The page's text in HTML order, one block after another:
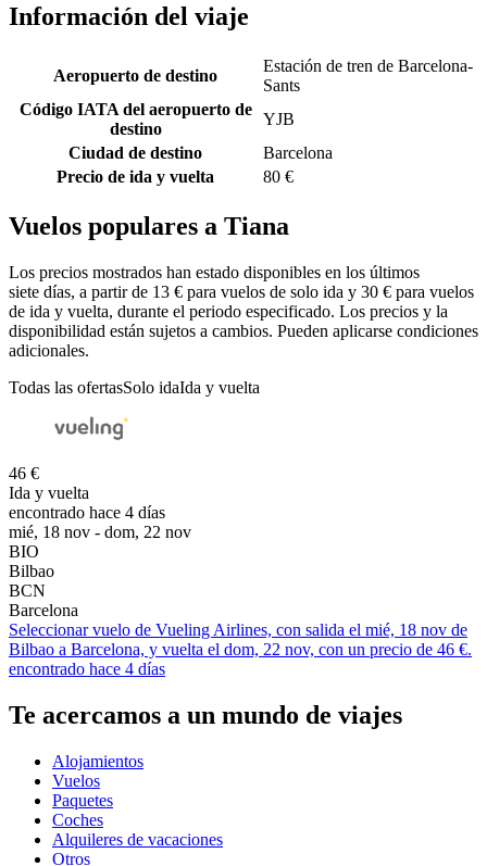
Información del viaje
Aeropuerto de destino
Estación de tren de Barcelona-
Sants
Código IATA del aeropuerto de
destino
YJB
Ciudad de destino
Barcelona
Precio de ida y vuelta
80 €
Vuelos populares a Tiana
Los precios mostrados han estado disponibles en los últimos
siete días, a partir de 13 € para vuelos de solo ida y 30 € para vuelos
de ida y vuelta, durante el periodo especificado. Los precios y la
disponibilidad están sujetos a cambios. Pueden aplicarse condiciones
adicionales.
Todas las ofertasSolo idaIda y vuelta
46 €
Ida y vuelta
encontrado hace 4 días
mié, 18 nov - dom, 22 nov
BIO
Bilbao
BCN
Barcelona
Seleccionar vuelo de Vueling Airlines, con salida el mié, 18 nov de
Bilbao a Barcelona, y vuelta el dom, 22 nov, con un precio de 46 €.
encontrado hace 4 días
Te acercamos a un mundo de viajes
Alojamientos
Vuelos
Paquetes
Coches
Alquileres de vacaciones
Otros